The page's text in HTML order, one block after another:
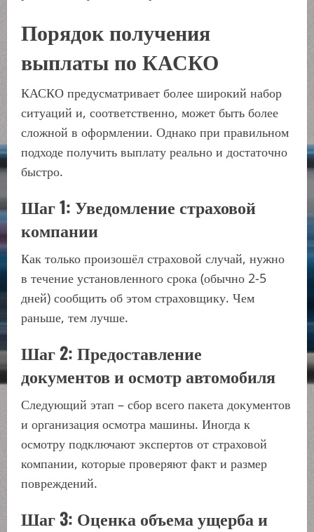
Порядок получения
выплаты по КАСКО
КАСКО предусматривает более широкий набор
ситуаций и, соответственно, может быть более
сложной в оформлении. Однако при правильном
подходе получить выплату реально и достаточно
быстро.
Шаг 1: Уведомление страховой
компании
Как только произошёл страховой случай, нужно
в течение установленного срока (обычно 2-5
дней) сообщить об этом страховщику. Чем
раньше, тем лучше.
Шаг 2: Предоставление
документов и осмотр автомобиля
Следующий этап – сбор всего пакета документов
и организация осмотра машины. Иногда к
осмотру подключают экспертов от страховой
компании, которые проверяют факт и размер
повреждений.
Шаг 3: Оценка объема ущерба и